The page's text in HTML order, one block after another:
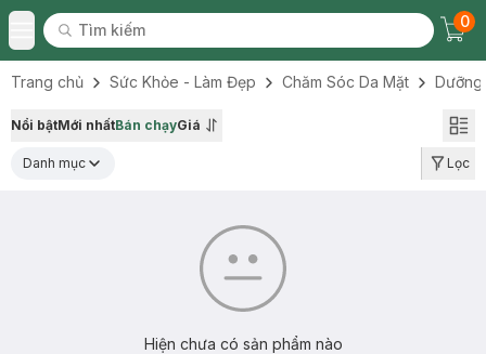
Toggle Menu
Tìm kiếm
Tìm kiếm
0
Trang chủ Sức Khỏe - Làm Đẹp Chăm Sóc Da Mặt Dưỡng
Nổi bậtMới nhấtBán chạyGiá
Danh mục Lọc
Hiện chưa có sản phẩm nào